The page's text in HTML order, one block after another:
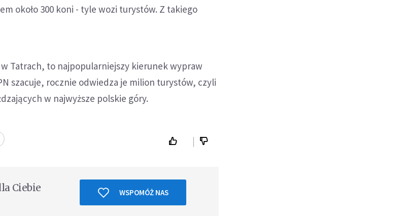
około 300 koni - tyle wozi turystów. Z takiego
Tatrach, to najpopularniejszy kierunek wypraw
szacuje, rocznie odwiedza je milion turystów, czyli
w najwyższe polskie góry.
Ciebie WSPOMÓŻ NAS